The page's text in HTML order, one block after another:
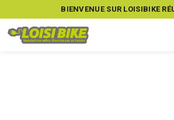
BIENVENUE SUR LOISIBIKE